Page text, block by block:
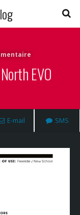
EVO
E-mail SMS